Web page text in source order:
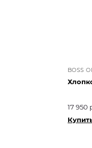
BOSS
17 950